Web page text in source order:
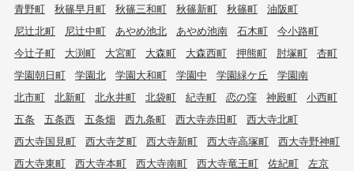
青野町 秋篠早月町 秋篠三和町 秋篠新町 秋篠町
油阪町
尼辻北町
尼辻中町 あやめ池北 あやめ池南 石木町
今小路町
今辻子町
大渕町 大宮町 大森町 大森西町 押熊町 肘塚町
杏町
学園朝日町
学園北 学園大和町 学園中 学園緑ケ丘
学園南
北市町
北新町 北永井町 北袋町 紀寺町 恋の窪 神殿町
小西町
五条
五条西 五条畑 西九条町 西大寺赤田町
西大寺北町
西大寺国見町
西大寺芝町 西大寺新町 西大寺高塚町
西大寺野神町
西大寺東町
西大寺本町 西大寺南町 西大寺竜王町 佐紀町
左京